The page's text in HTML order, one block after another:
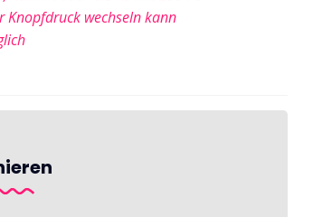
Knopfdruck wechseln kann